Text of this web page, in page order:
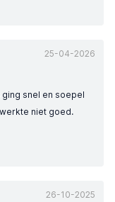
25-04-2026
snel en soepel
niet goed.
26-10-2025